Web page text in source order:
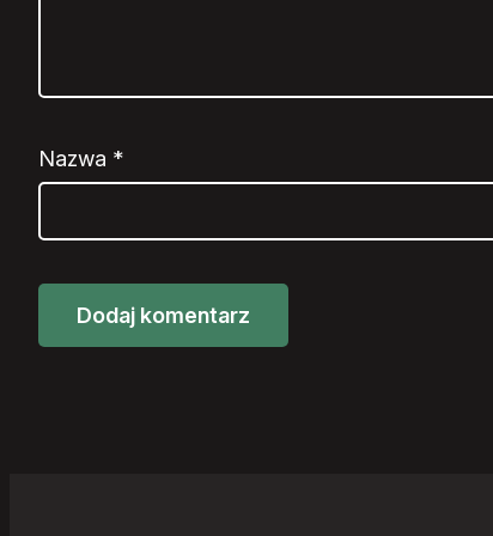
Nazwa *